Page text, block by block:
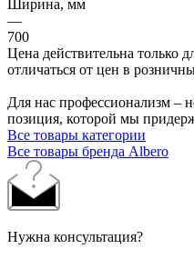
Ширина, мм
—
700
Цена действительна только
отличаться от цен в
Для нас профессионализм –
позиция, которой мы
Все товары категории
Все товары бренда Albero
Нужна консультация?